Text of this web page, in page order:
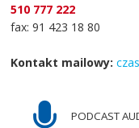
510 777 222
fax: 91 423 18 80
Kontakt mailowy:
PODCAST